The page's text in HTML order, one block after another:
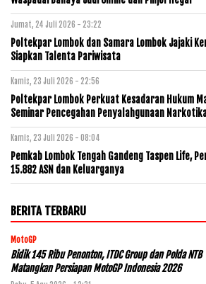
Jumat, 24 Juli 2026 - 23:22
Poltekpar Lombok dan Samara Lombok Jajaki
Siapkan Talenta Pariwisata
Kamis, 23 Juli 2026 - 22:56
Poltekpar Lombok Perkuat Kesadaran Hukum
Seminar Pencegahan Penyalahgunaan
Kamis, 23 Juli 2026 - 08:04
Pemkab Lombok Tengah Gandeng Taspen Life,
15.882 ASN dan Keluarganya
BERITA TERBARU
MotoGP
Bidik 145 Ribu Penonton, ITDC Group dan Polda NTB
Matangkan Persiapan MotoGP Indonesia 2026